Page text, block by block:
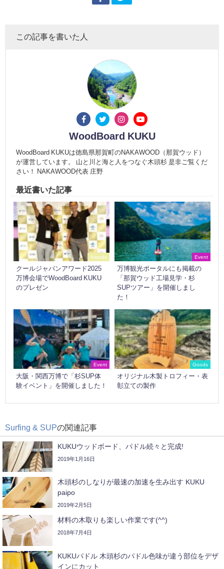
この記事を書いた人
WoodBoard KUKU
WoodBoard KUKUは徳島県那賀町のNAKAWOOD（那賀ウッド）
が運営しています。 山と川と海と人をつなぐ木頭杉 是非ご覧くだ
さい！ NAKAWOOD代表 庄野
最近書いた記事
Awards
クールジャパンアワード2025
万博会場でWoodBoard KUKU
のプレゼン
Event
万博観光ポータルにも掲載の
「那賀ウッド工場見学・杉
SUPツアー」を開催しまし
た！
Event
大阪・関西万博で「杉SUP体
験イベント」を開催しました！
Goods
オリジナル木製トロフィー・表
彰立ての製作
Surfing & SUPの関連記事
KUKUウッドボード、パドル続々と完成!
2019年1月16日
木頭杉のしなりが最速の加速を生み出す KUKU
paipo
2019年2月5日
材料の木取りも楽しい作業です(^^)
2018年7月4日
KUKUパドル 木頭杉のパドル色味が違う部位をデザ
インにカット